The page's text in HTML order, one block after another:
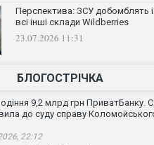
Перспектива: ЗСУ добомблять і
всі інші склади Wildberries
23.07.2026 11:31
БЛОГОСТРІЧКА
9,2 млрд грн ПриватБанку.
до суду справу
22:12